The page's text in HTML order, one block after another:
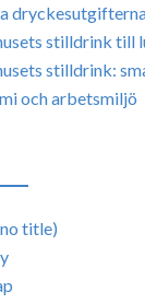
stilldrink till
stilldrink:
och arbetsmiljö
title)